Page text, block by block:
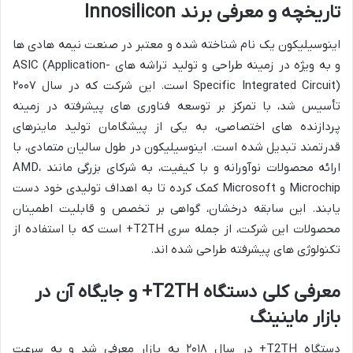
تاریخچه و معرفی برند Innosilicon
اینوسیلیکون یک نام شناخته شده و معتبر در صنعت نیمه هادی ها
و به ویژه در زمینه طراحی و تولید تراشه های ASIC (Application-
Specific Integrated Circuit) است. این شرکت که در سال ۲۰۰۷
تأسیس شد، با تمرکز بر توسعه فناوری های پیشرفته در زمینه
پردازنده های اختصاصی، به یکی از پیشگامان تولید ماینرهای
قدرتمند تبدیل شده است. اینوسیلیکون در طول سالیان متمادی، با
ارائه محصولات نوآورانه و با کیفیت، به شرکای بزرگی مانند AMD،
Microchip و Microsoft کمک کرده تا به اهداف تولیدی خود دست
یابند. این سابقه درخشان، گواهی بر تخصص و قابلیت اطمینان
محصولات این شرکت، از جمله سری T2TH+ است که با استفاده از
تکنولوژی های پیشرفته طراحی شده اند.
معرفی کلی دستگاه T2TH+ و جایگاه آن در
بازار ماینینگ
دستگاه T2TH+ در سال ۲۰۱۸ به بازار معرفی شد و به سرعت